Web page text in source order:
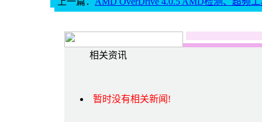
相关资讯
暂时没有相关新闻!